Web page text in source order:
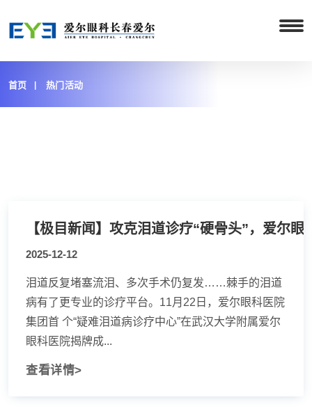
首页 热门活动
2025-12-12
泪道反复堵塞流泪、多次手术仍复发……棘手的泪道
病有了更专业的诊疗平台。11月22日，爱尔眼科医院
集团首 个“疑难泪道病诊疗中心”在武汉大学附属爱尔
眼科医院揭牌成...
查看详情>